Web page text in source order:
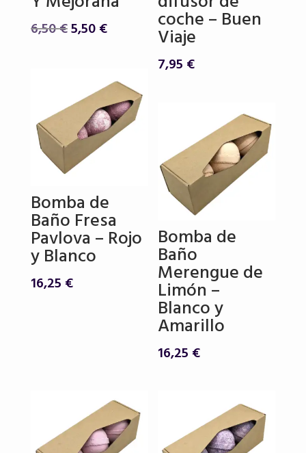
6,50€El
6,50 €.
5,50€El
es:
5,50 €.
coche – Buen
Viaje
7,95 €
Bomba de
Baño Fresa
Pavlova – Rojo
y Blanco
16,25 €
Bomba de
Baño
Merengue de
Limón –
Blanco y
Amarillo
16,25 €